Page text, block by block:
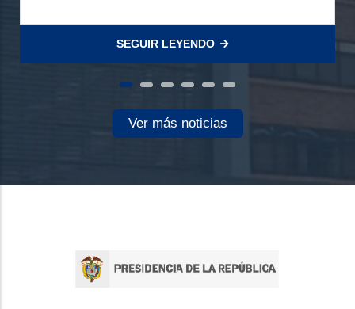
SEGUIR LEYENDO
Ver más noticias